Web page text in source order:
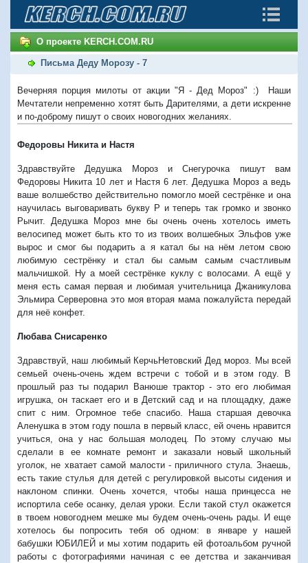
О проекте KERCH.COM.RU
Письма Деду Морозу - 7
Вечерняя порция милоты от акции "Я - Дед Мороз" :) Наши
Мечтатели непременно хотят быть Дарителями, а дети искренне
и по-доброму пишут о своих новогодних желаниях.
Федоровы Никита и Настя
Здравствуйте Дедушка Мороз и Снегурочка пишут вам
Федоровы Никита 10 лет и Настя 6 лет. Дедушка Мороз а ведь
ваше волшебство действительно помогло моей сестрёнке и она
научилась выговаривать букву Р и теперь так громко и звонко
Рычит. Дедушка Мороз мне бы очень очень хотелось иметь
велосипед может быть кто то из твоих волшебных Эльфов уже
вырос и смог бы подарить а я катал бы на нём летом свою
любимую сестрёнку и стал бы самым самым счастливым
мальчишкой. Ну а моей сестрёнке куклу с волосами. А ещё у
меня есть самая первая и любимая учительница Джаникулова
Эльмира Серверовна это моя вторая мама пожалуйста передай
для неё конфет.
Любава Снисаренко
Здравствуй, наш любимый КерчьНетовский Дед мороз. Мы всей
семьей очень-очень ждем встречи с тобой и в этом году. В
прошлый раз ты подарил Ванюше трактор - это его любимая
игрушка, он таскает его и в Детский сад и на площадку, даже
спит с ним. Огромное тебе спасибо. Наша старшая девочка
Аленушка в этом году пошла в первый класс, ей очень нравится
учиться, она у нас большая молодец. По этому случаю мы
сделали в ее комнате ремонт и заказали новый школьный
уголок, не хватает самой малости - приличного стула. Знаешь,
есть такие стулья для детей с регулировкой высоты сидения и
наклоном спинки. Очень хочется, чтобы наша принцесса не
испортила себе осанку, делая уроки. Если такой стул окажется
в твоем новогоднем мешке мы будем очень-очень рады. И еще
хотелось бы попросить тебя об одном: в январе у нашей
бабушки ЮБИЛЕЙ и мы хотим подарить ей фотоальбом ручной
работы с фотографиями начиная с ее детства и заканчивая